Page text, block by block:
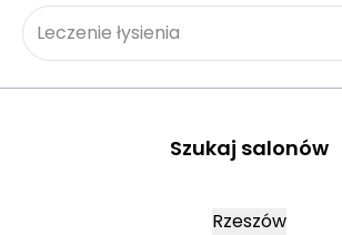
Leczenie łysienia
Szukaj salonów
Rzeszów